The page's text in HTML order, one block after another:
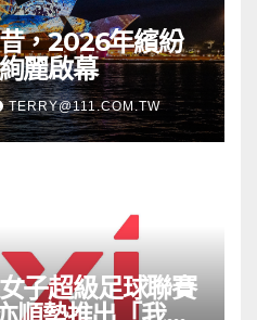
，2026年繽紛
麗啟幕
TERRY@111.COM.TW
子超級足球聯賽